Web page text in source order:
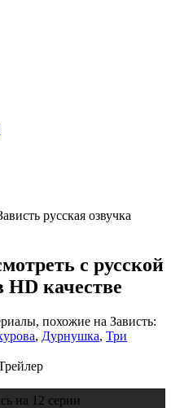
русская озвучка
с русской
HD качестве
похожие на Зависть:
, Дурнушка, Три
на 12 серии